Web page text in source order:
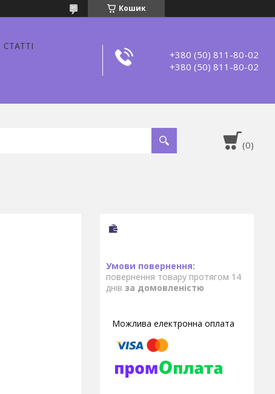
Кошик
СТАТТІ
+380 (50) 811-80-02
+380 (50) 811-80-02
повернення товару протягом 14
днів за домовленістю